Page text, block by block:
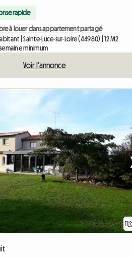
rapide
à louer dans appartement partagé
| Sainte-Luce-sur-Loire (44980) | 12 M2
minimum
Voir l'annonce
11